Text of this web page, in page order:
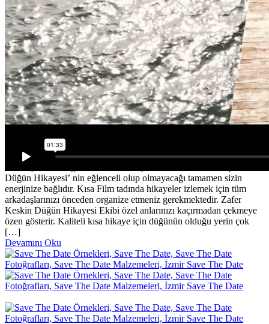
1 Ağustos 2018
Nişan Filmi
Nişan Filmi Evleneceğiniz günün akışına göre siz ve
Düğün Hikayesi’ nin eğlenceli olup olmayacağı tamamen sizin
enerjinize bağlıdır. Kısa Film tadında hikayeler izlemek için tüm
arkadaşlarınızı önceden organize etmeniz gerekmektedir. Zafer
Keskin Düğün Hikayesi Ekibi özel anlarınızı kaçırmadan çekmeye
özen gösterir. Kaliteli kısa hikaye için düğünün olduğu yerin çok
[…]
Devamını Oku